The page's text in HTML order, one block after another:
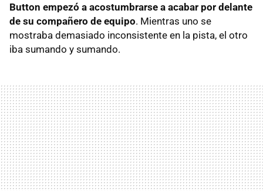
Button empezó a acostumbrarse a acabar por delante
de su compañero de equipo. Mientras uno se
mostraba demasiado inconsistente en la pista, el otro
iba sumando y sumando.